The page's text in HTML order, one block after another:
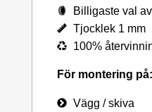
Billigaste val
Tjocklek 1 mm
100%
För montering på:
Vägg / skiva